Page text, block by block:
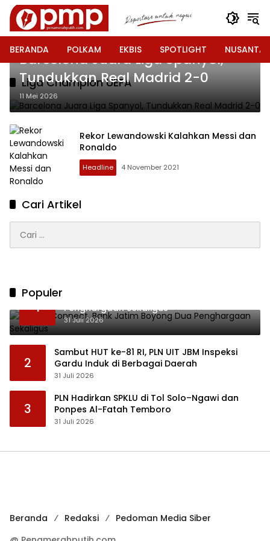
Langsung
konten
BERANDA
POLKAM EKBIS SPOTLIGHT
Liga Champion UEFA
Barcelona Juara Liga Spanyol,
Tundukkan Real Madrid 2-0
11 Mei 2026
Rekor Lewandowski Kalahkan Messi dan
Ronaldo
Headline 4 November 2021
Cari Artikel
untuk:
Populer
1
Penghargaan Sekaligus
31 Juli 2026
2
Sambut HUT ke-81 RI, PLN UIT JBM Inspeksi
Gardu Induk di Berbagai Daerah
31 Juli 2026
3
PLN Hadirkan SPKLU di Tol Solo–Ngawi dan
Ponpes Al-Fatah Temboro
31 Juli 2026
Beranda Redaksi
Pedoman Media Siber